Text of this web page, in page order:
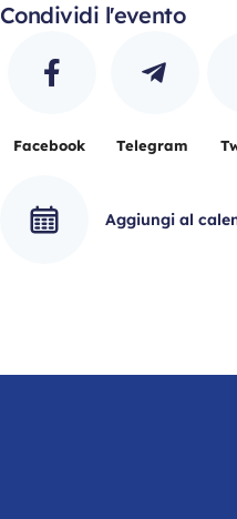
Condividi l'evento
Facebook Telegram
Aggiungi al